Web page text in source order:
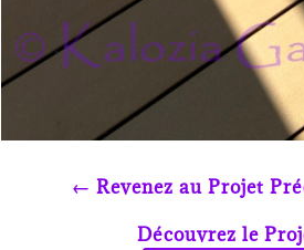
← Revenez au Projet
Découvrez le